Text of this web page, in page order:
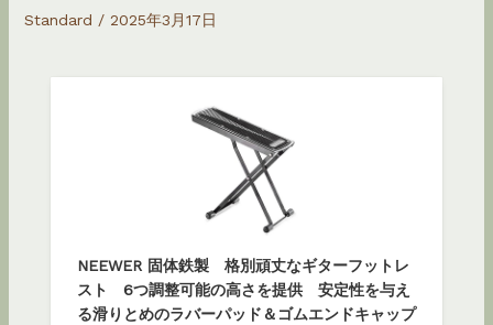
Standard / 2025年3月17日
NEEWER 固体鉄製 格別頑丈なギターフットレ
スト 6つ調整可能の高さを提供 安定性を与え
る滑りとめのラバーパッド＆ゴムエンドキャップ